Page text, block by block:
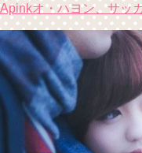
Apinkオ・ハヨン、サッ